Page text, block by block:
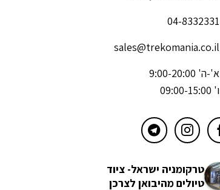
04-8332331
sales@trekomania.co.il
א'-ה' 9:00-20:00
ו' 09:00-15:00
טרקומניה ישראל- ציוד
טיולים מהיבואן לצרכן